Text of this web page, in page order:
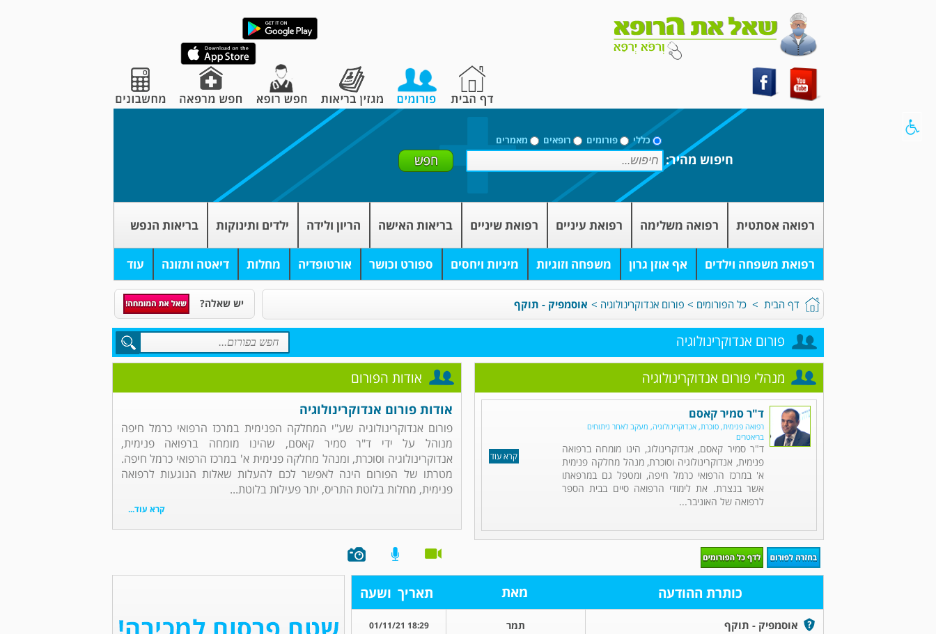
כללי פורומים רופאים מאמרים
חיפוש מהיר:
רפואה אסתטית רפואה משלימה רפואת עיניים רפואת שיניים בריאות האישה הריון ולידה ילדים ותינוקות בריאות הנפש
רפואת משפחה וילדים אף אוזן גרון משפחה וזוגיות מיניות ויחסים ספורט וכושר אורטופדיה מחלות דיאטה ותזונה עוד
דף הבית > כל הפורומים > פורום אנדוקרינולוגיה > אוסמפיק - תוקף יש שאלה?
פורום אנדוקרינולוגיה
אודות הפורום
אודות פורום אנדוקרינולוגיה
פורום אנדוקרינולוגיה שע"י המחלקה הפנימית במרכז הרפואי כרמל חיפה
מנוהל על ידי ד"ר סמיר קאסם, שהינו מומחה ברפואה פנימית,
אנדוקרינולוגיה וסוכרת, ומנהל מחלקה פנימית א' במרכז הרפואי כרמל חיפה.
מטרתו של הפורום הינה לאפשר לכם להעלות שאלות הנוגעות לרפואה
פנימית, מחלות בלוטת התריס, יתר פעילות בלוטת...
קרא עוד...
מנהלי פורום אנדוקרינולוגיה
קרא עוד
ד"ר סמיר קאסם
רפואה פנימית, סוכרת, אנדוקרינולוגיה, מעקב לאחר ניתוחים
בריאטרים
ד"ר סמיר קאסם, אנדוקרינולוג, הינו מומחה ברפואה
פנימית, אנדוקרינולוגיה וסוכרת, מנהל מחלקה פנימית
א' במרכז הרפואי כרמל חיפה, ומטפל גם במרפאתו
אשר בנצרת. את לימודי הרפואה סיים בבית הספר
לרפואה של האוניבר...
כותרת ההודעה מאת תאריך ושעה
אוסמפיק - תוקף תמר 18:29 01/11/21